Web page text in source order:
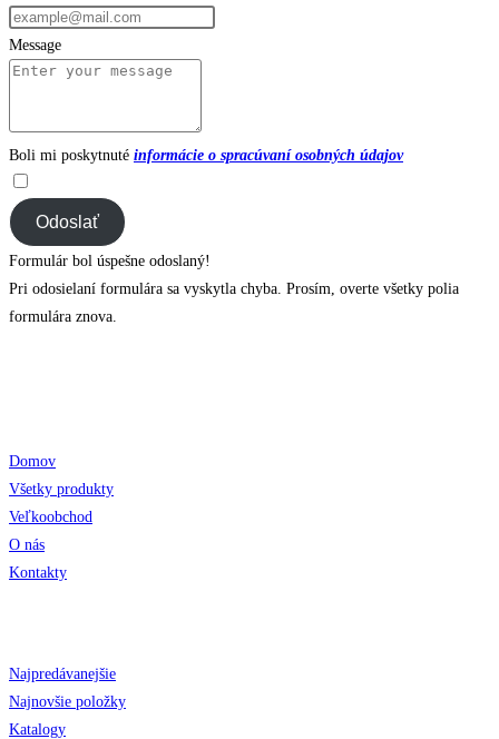
Message
Boli mi poskytnuté informácie o spracúvaní osobných údajov
Odoslať
Formulár bol úspešne odoslaný!
Pri odosielaní formulára sa vyskytla chyba. Prosím, overte všetky polia
formulára znova.
Domov
Všetky produkty
Veľkoobchod
O nás
Kontakty
Najpredávanejšie
Najnovšie položky
Katalogy